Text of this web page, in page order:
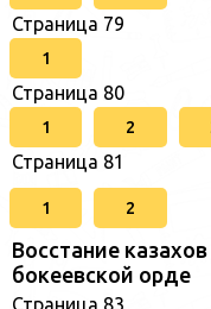
Страница 79
1
Страница 80
1 2
Страница 81
1 2
Восстание
бокеевской орде
Страница 83